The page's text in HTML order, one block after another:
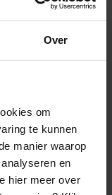
Over
om
te kunnen
manier waarop
en
hier meer over
waarmee
– net als
verkopen,
en daarna